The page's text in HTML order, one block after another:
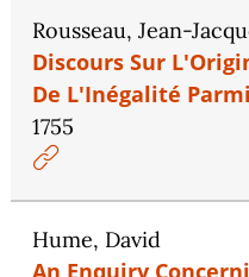
Rousseau, Jean-
Discours Sur
De L'Inégalité
1755
Hume, David